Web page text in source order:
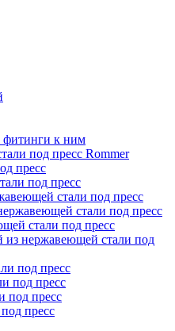
фитинги к ним
под пресс Rommer
пресс
под пресс
стали под пресс
стали под пресс
стали под пресс
из нержавеющей стали под
под пресс
под пресс
под пресс
пресс